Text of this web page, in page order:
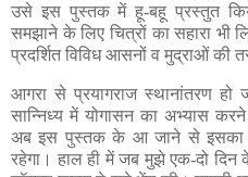
उसे इस पुस्तक में हू-बहू प्रस्तुत
समझाने के लिए चित्रों का सहारा भी
प्रदर्शित विविध आसनों व मुद्राओं की
आगरा से प्रयागराज स्थानांतरण
सान्निध्य में योगासन का अभ्यास
अब इस पुस्तक के आ जाने से इसका
रहेगा। हाल ही में जब मुझे एक-दो